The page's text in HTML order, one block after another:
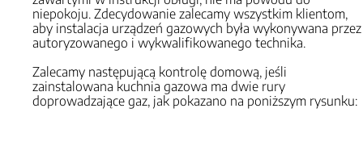
niepokoju. Zdecydowanie zalecamy wszystkim klientom,
aby instalacja urządzeń gazowych była wykonywana przez
autoryzowanego i wykwalifikowanego technika.
Zalecamy następującą kontrolę domową, jeśli
zainstalowana kuchnia gazowa ma dwie rury
doprowadzające gaz, jak pokazano na poniższym rysunku: